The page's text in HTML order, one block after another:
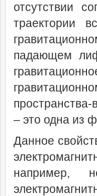
отсутствии
траектории
падающем
– это одна из
Данное
например,